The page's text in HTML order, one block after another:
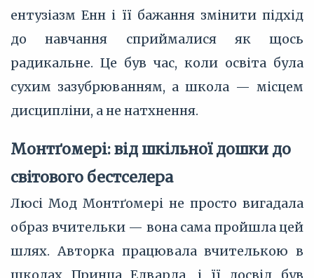
ентузіазм Енн і її бажання змінити підхід
до навчання сприймалися як щось
радикальне. Це був час, коли освіта була
сухим зазубрюванням, а школа — місцем
дисципліни, а не натхнення.
Монтґомері: від шкільної дошки до
світового бестселера
Люсі Мод Монтґомері не просто вигадала
образ вчительки — вона сама пройшла цей
шлях. Авторка працювала вчителькою в